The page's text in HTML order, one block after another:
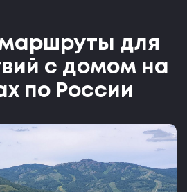
маршруты для
с домом на
по России